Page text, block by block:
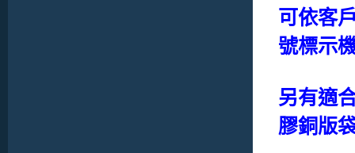
可依客
號標示
另有適
膠銅版